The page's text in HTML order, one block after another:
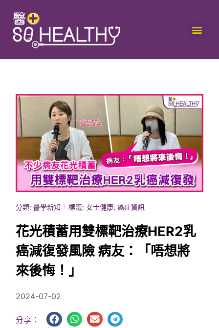
分類: 醫學新知 標籤: 女士健康,癌症資訊
花光積蓄用雙標靶治療HER2乳
癌減復發風險 病友：「唔想將
來後悔！」
2024-07-02
分享：